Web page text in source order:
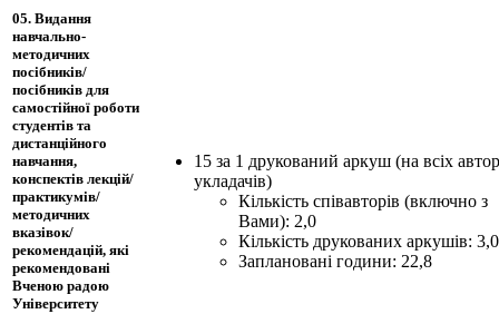
05. Видання
навчально-
методичних
посібників/
посібників для
самостійної роботи
студентів та
дистанційного
навчання,
конспектів лекцій/
практикумів/
методичних
вказівок/
рекомендацій, які
рекомендовані
Вченою радою
Університету
15 за 1 друкований аркуш (на всіх
укладачів)
Кількість співавторів (включно з
Вами): 2,0
Кількість друкованих аркушів:
Заплановані години: 22,8